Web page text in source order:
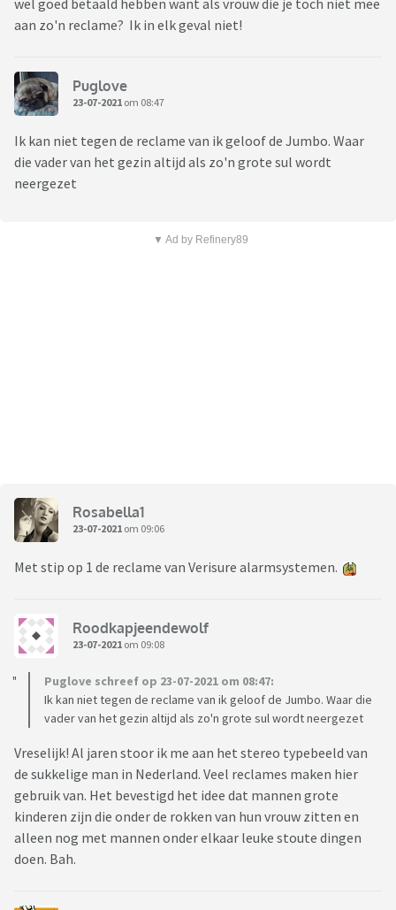
wel goed betaald hebben want als vrouw die je toch niet mee
aan zo'n reclame? Ik in elk geval niet!
Puglove
23-07-2021 om 08:47
Ik kan niet tegen de reclame van ik geloof de Jumbo. Waar
die vader van het gezin altijd als zo'n grote sul wordt
neergezet
▼ Ad by Refinery89
Rosabella1
23-07-2021 om 09:06
Met stip op 1 de reclame van Verisure alarmsystemen.
Roodkapjeendewolf
23-07-2021 om 09:08
Puglove schreef op 23-07-2021 om 08:47:
Ik kan niet tegen de reclame van ik geloof de Jumbo. Waar die
vader van het gezin altijd als zo'n grote sul wordt neergezet
Vreselijk! Al jaren stoor ik me aan het stereo typebeeld van
de sukkelige man in Nederland. Veel reclames maken hier
gebruik van. Het bevestigd het idee dat mannen grote
kinderen zijn die onder de rokken van hun vrouw zitten en
alleen nog met mannen onder elkaar leuke stoute dingen
doen. Bah.